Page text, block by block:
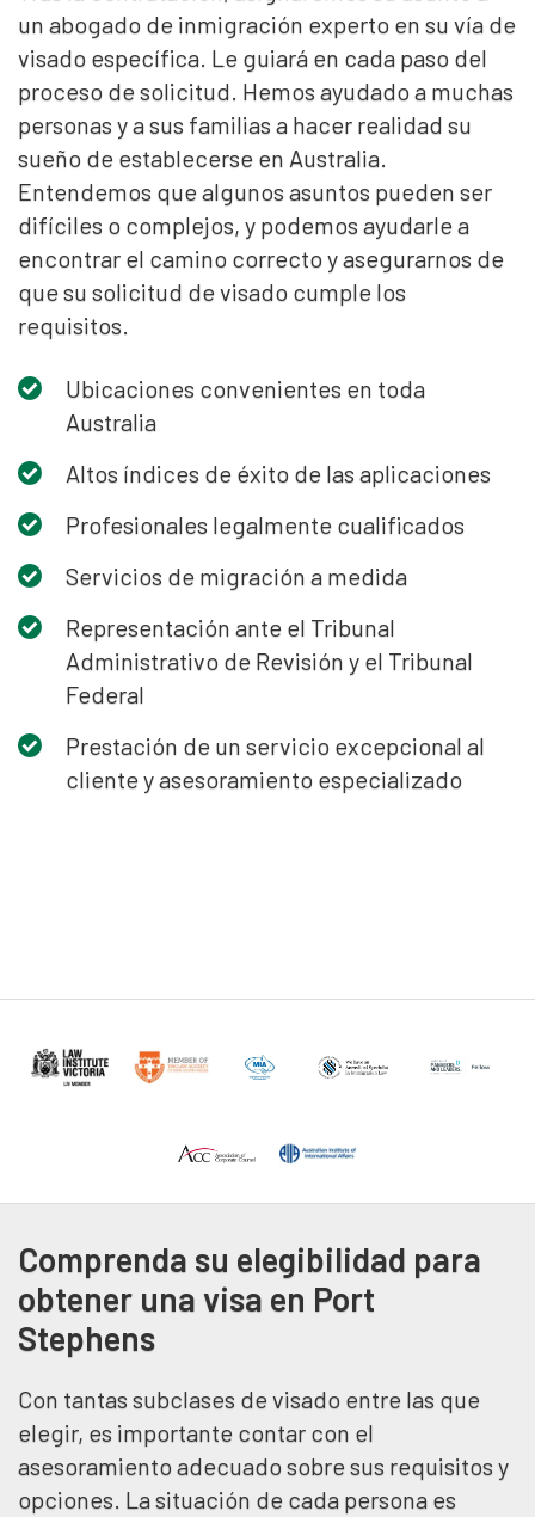
un abogado de inmigración experto en su vía de
visado específica. Le guiará en cada paso del
proceso de solicitud. Hemos ayudado a muchas
personas y a sus familias a hacer realidad su
sueño de establecerse en Australia.
Entendemos que algunos asuntos pueden ser
difíciles o complejos, y podemos ayudarle a
encontrar el camino correcto y asegurarnos de
que su solicitud de visado cumple los
requisitos.
Ubicaciones convenientes en toda
Australia
Altos índices de éxito de las aplicaciones
Profesionales legalmente cualificados
Servicios de migración a medida
Representación ante el Tribunal
Administrativo de Revisión y el Tribunal
Federal
Prestación de un servicio excepcional al
cliente y asesoramiento especializado
Comprenda su elegibilidad para
obtener una visa en Port
Stephens
Con tantas subclases de visado entre las que
elegir, es importante contar con el
asesoramiento adecuado sobre sus requisitos y
opciones. La situación de cada persona es